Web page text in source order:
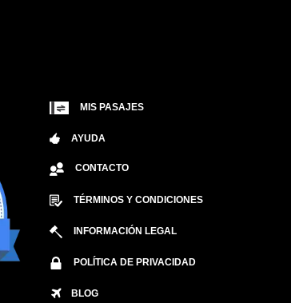
MIS PASAJES
AYUDA
CONTACTO
TÉRMINOS Y CONDICIONES
INFORMACIÓN LEGAL
POLÍTICA DE PRIVACIDAD
BLOG